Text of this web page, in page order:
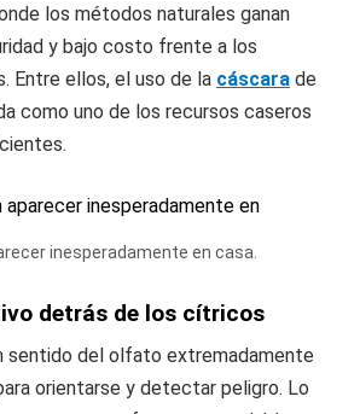
los métodos naturales ganan
y bajo costo frente a los
Entre ellos, el uso de la cáscara de
como uno de los recursos caseros
inesperadamente en casa.
detrás de los cítricos
sentido del olfato extremadamente
orientarse y detectar peligro. Lo